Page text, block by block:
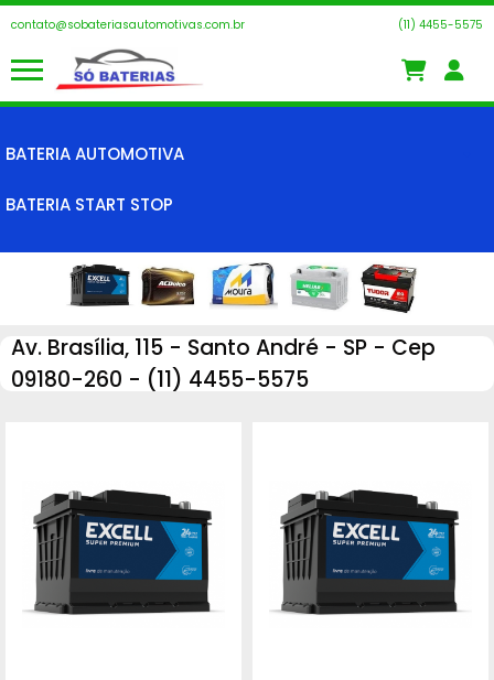
contato@sobateriasautomotivas.com.br (11) 4455-5575
BATERIA AUTOMOTIVA
DE 40AH, 45AH E 48AH
DE 50AH
DE 60AH
DE 70AH E 75AH
DE 150AH E 180AH
BATERIA START STOP
Av. Brasília, 115 - Santo André - SP - Cep
09180-260 - (11) 4455-5575